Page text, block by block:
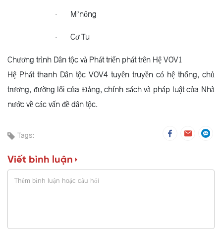
· M’nông
·
Cơ Tu
Chương trình Dân tộc và Phát triển phát trên Hệ VOV1
Hệ Phát thanh Dân tộc VOV4 tuyên truyền có hệ thống, chủ
trương, đường lối của Đảng, chính sách và pháp luật của Nhà
nước về các vấn đề dân tộc.
Tags:
Viết bình luận